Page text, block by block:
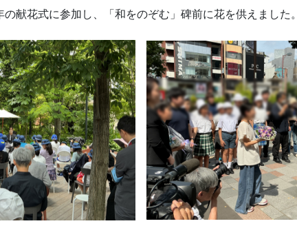
献花式に参加し、「和をのぞむ」碑前に花を供えました。